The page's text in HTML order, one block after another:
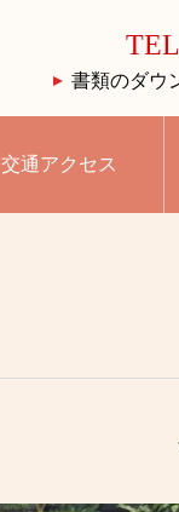
書類のダウ
交通アクセス